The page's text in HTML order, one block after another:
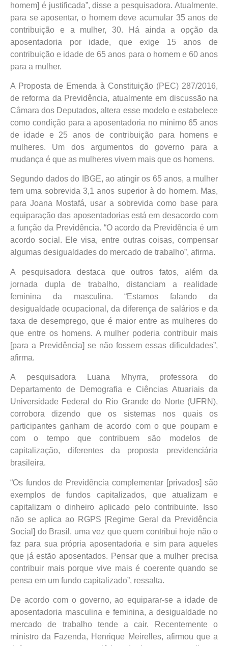
homem] é justificada”, disse a pesquisadora. Atualmente,
para se aposentar, o homem deve acumular 35 anos de
contribuição e a mulher, 30. Há ainda a opção da
aposentadoria por idade, que exige 15 anos de
contribuição e idade de 65 anos para o homem e 60 anos
para a mulher.
A Proposta de Emenda à Constituição (PEC) 287/2016,
de reforma da Previdência, atualmente em discussão na
Câmara dos Deputados, altera esse modelo e estabelece
como condição para a aposentadoria no mínimo 65 anos
de idade e 25 anos de contribuição para homens e
mulheres. Um dos argumentos do governo para a
mudança é que as mulheres vivem mais que os homens.
Segundo dados do IBGE, ao atingir os 65 anos, a mulher
tem uma sobrevida 3,1 anos superior à do homem. Mas,
para Joana Mostafá, usar a sobrevida como base para
equiparação das aposentadorias está em desacordo com
a função da Previdência. “O acordo da Previdência é um
acordo social. Ele visa, entre outras coisas, compensar
algumas desigualdades do mercado de trabalho”, afirma.
A pesquisadora destaca que outros fatos, além da
jornada dupla de trabalho, distanciam a realidade
feminina da masculina. “Estamos falando da
desigualdade ocupacional, da diferença de salários e da
taxa de desemprego, que é maior entre as mulheres do
que entre os homens. A mulher poderia contribuir mais
[para a Previdência] se não fossem essas dificuldades”,
afirma.
A pesquisadora Luana Mhyrra, professora do
Departamento de Demografia e Ciências Atuariais da
Universidade Federal do Rio Grande do Norte (UFRN),
corrobora dizendo que os sistemas nos quais os
participantes ganham de acordo com o que poupam e
com o tempo que contribuem são modelos de
capitalização, diferentes da proposta previdenciária
brasileira.
“Os fundos de Previdência complementar [privados] são
exemplos de fundos capitalizados, que atualizam e
capitalizam o dinheiro aplicado pelo contribuinte. Isso
não se aplica ao RGPS [Regime Geral da Previdência
Social] do Brasil, uma vez que quem contribui hoje não o
faz para sua própria aposentadoria e sim para aqueles
que já estão aposentados. Pensar que a mulher precisa
contribuir mais porque vive mais é coerente quando se
pensa em um fundo capitalizado”, ressalta.
De acordo com o governo, ao equiparar-se a idade de
aposentadoria masculina e feminina, a desigualdade no
mercado de trabalho tende a cair. Recentemente o
ministro da Fazenda, Henrique Meirelles, afirmou que a